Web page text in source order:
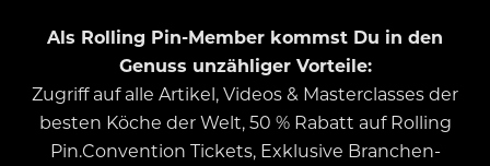
Als Rolling Pin-Member kommst Du in den
Genuss unzähliger Vorteile:
Zugriff auf alle Artikel, Videos & Masterclasses der
besten Köche der Welt, 50 % Rabatt auf Rolling
Pin.Convention Tickets, Exklusive Branchen-